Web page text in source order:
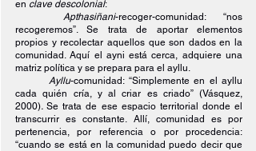
en clave descolonial:
Apthasiñani-recoger-comunidad: “nos
recogeremos”. Se trata de aportar elementos
propios y recolectar aquellos que son dados en la
comunidad. Aquí el ayni está cerca, adquiere una
matriz política y se prepara para el ayllu.
Ayllu-comunidad: “Simplemente en el ayllu
cada quién cría, y al criar es criado” (Vásquez,
2000). Se trata de ese espacio territorial donde el
transcurrir es constante. Allí, comunidad es por
pertenencia, por referencia o por procedencia:
“cuando se está en la comunidad puedo decir que